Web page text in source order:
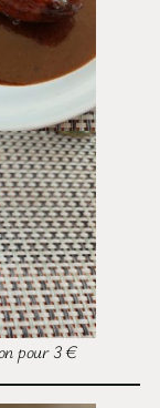
pour 3 €